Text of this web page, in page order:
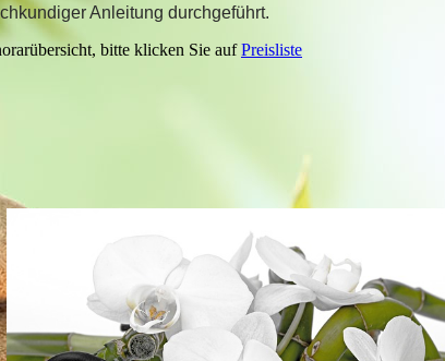
Anleitung durchgeführt.
bitte klicken Sie aufPreisliste